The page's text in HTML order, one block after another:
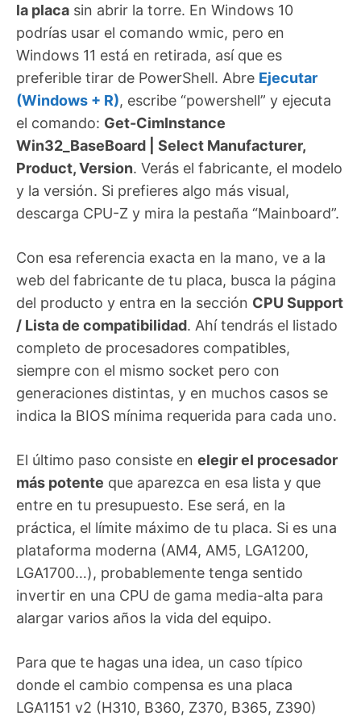
la placa sin abrir la torre. En Windows 10
podrías usar el comando wmic, pero en
Windows 11 está en retirada, así que es
preferible tirar de PowerShell. Abre Ejecutar
(Windows + R), escribe “powershell” y ejecuta
el comando: Get-CimInstance
Win32_BaseBoard | Select Manufacturer,
Product, Version. Verás el fabricante, el modelo
y la versión. Si prefieres algo más visual,
descarga CPU-Z y mira la pestaña “Mainboard”.
Con esa referencia exacta en la mano, ve a la
web del fabricante de tu placa, busca la página
del producto y entra en la sección CPU Support
/ Lista de compatibilidad. Ahí tendrás el listado
completo de procesadores compatibles,
siempre con el mismo socket pero con
generaciones distintas, y en muchos casos se
indica la BIOS mínima requerida para cada uno.
El último paso consiste en elegir el procesador
más potente que aparezca en esa lista y que
entre en tu presupuesto. Ese será, en la
práctica, el límite máximo de tu placa. Si es una
plataforma moderna (AM4, AM5, LGA1200,
LGA1700…), probablemente tenga sentido
invertir en una CPU de gama media-alta para
alargar varios años la vida del equipo.
Para que te hagas una idea, un caso típico
donde el cambio compensa es una placa
LGA1151 v2 (H310, B360, Z370, B365, Z390)